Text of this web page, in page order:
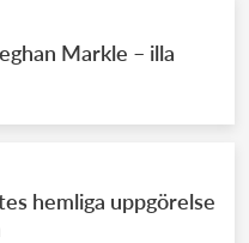
Markle – illa
hemliga uppgörelse